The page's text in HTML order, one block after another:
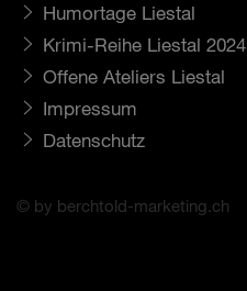
Humortage Liestal
Krimi-Reihe Liestal 2024
Offene Ateliers Liestal
Impressum
Datenschutz
© by berchtold-marketing.ch